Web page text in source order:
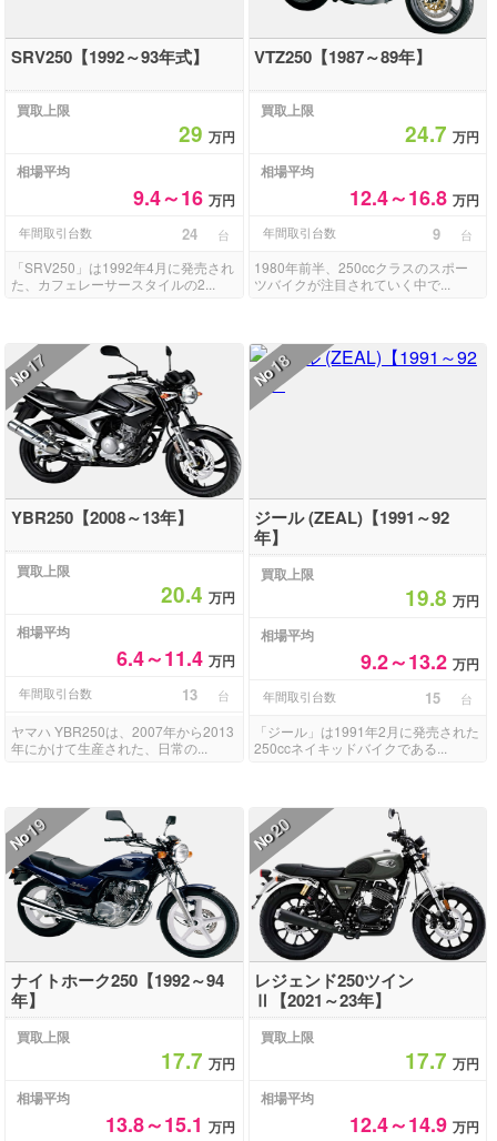
SRV250【1992～93年式】
買取上限
29万円
相場平均
9.4～16万円
年間取引台数 24 台
「SRV250」は1992年4月に発売され
た、カフェレーサースタイルの2...
VTZ250【1987～89年】
買取上限
24.7 万円
相場平均
12.4～16.8 万円
年間取引台数 9 台
1980年前半、250ccクラスのスポー
ツバイクが注目されていく中で...
No
17
YBR250【2008～13年】
買取上限
20.4万円
相場平均
6.4～11.4万円
年間取引台数 13 台
ヤマハ YBR250は、2007年から2013
年にかけて生産された、日常の...
No
18
ジール (ZEAL)【1991～92
年】
買取上限
19.8 万円
相場平均
9.2～13.2 万円
年間取引台数 15 台
「ジール」は1991年2月に発売された
250ccネイキッドバイクである...
No
19
ナイトホーク250【1992～94
年】
買取上限
17.7万円
相場平均
13.8～15.1万円
No
20
レジェンド250ツイン
Ⅱ【2021～23年】
買取上限
17.7 万円
相場平均
12.4～14.9 万円